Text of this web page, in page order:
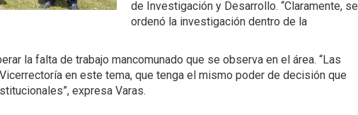
de Investigación y Desarrollo. “Claramente, se
ordenó la investigación dentro de la
la falta de trabajo mancomunado que se observa en el área. “Las
en este tema, que tenga el mismo poder de decisión que
expresa Varas.